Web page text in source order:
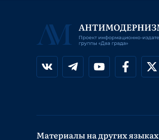
Материалы на других языках